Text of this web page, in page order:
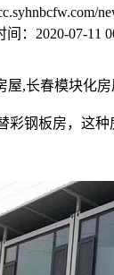
间：2020-07-11
屋,长春模块化
钢板房，这